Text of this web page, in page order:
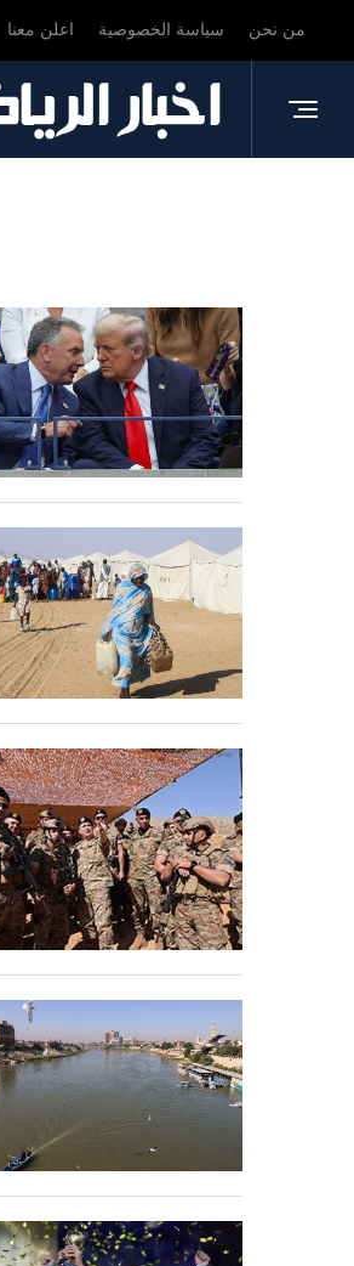
من نحن سياسة الخصوصية اعلن معنا